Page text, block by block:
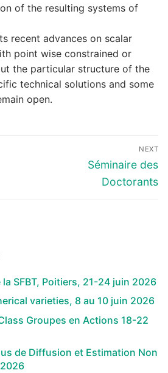
of the resulting systems of
recent advances on scalar
point wise constrained or
the particular structure of the
technical solutions and some
open.
NEXT
Next
post:
Séminaire des
Doctorants
SFBT, Poitiers, 21-24 juin 2026
varieties, 8 au 10 juin 2026
Groupes en Actions 18-22
de Diffusion et Estimation Non